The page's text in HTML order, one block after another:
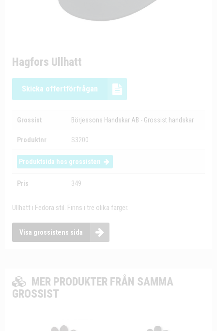
Hagfors Ullhatt
Skicka offertförfrågan
Grossist Börjessons Handskar AB - Grossist handskar
Produktnr S3200
Produktsida hos grossisten
Pris 349
Ullhatt i Fedora stil. Finns i tre olika färger.
Visa grossistens sida
MER PRODUKTER FRÅN SAMMA
GROSSIST